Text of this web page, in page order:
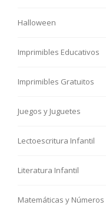
Halloween
Imprimibles Educativos
Imprimibles Gratuitos
Juegos y Juguetes
Lectoescritura Infantil
Literatura Infantil
Matemáticas y Números